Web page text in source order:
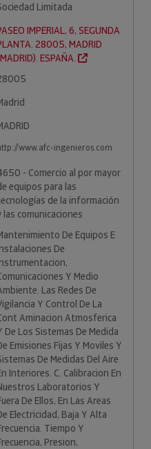
Limitada
IMPERIAL, 6, SEGUNDA
28005, MADRID
ESPAÑA.
www.afc-ingenieros.com
- Comercio al por mayor
equipos para las
de la información
las comunicaciones
De Equipos E
De
Y Medio
Las Redes De
Y Control De La
Aminacion Atmosferica
De Los Sistemas De Medida
Emisiones Fijas Y Moviles Y
De Medidas Del Aire
Interiores. C. Calibracion En
Laboratorios Y
De Ellos, En Las Areas
Electricidad, Baja Y Alta
Tiempo Y
Presion,